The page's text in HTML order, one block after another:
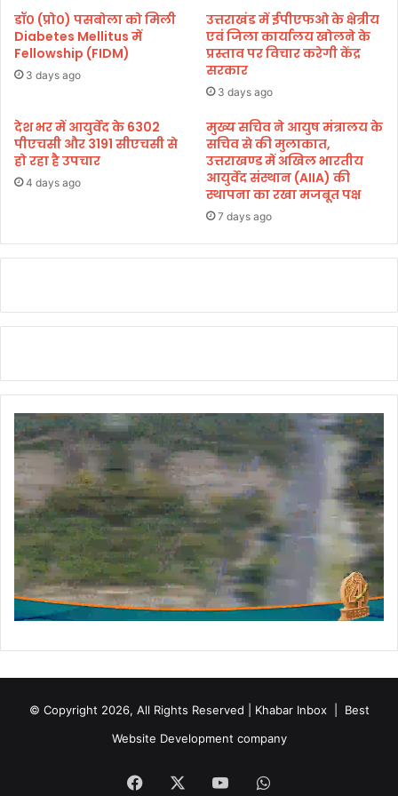
मा
र्ग
द
र्श
चौ
हा
न
ने
सा
झा
कि
नु
भ
व
,
को
त
न्या
र
डॉ० (प्रो०) पसबोला को मिली
Diabetes Mellitus में
Fellowship (FIDM)
3 days ago
उत्तराखंड में ईपीएफओ के क्षेत्रीय
एवं जिला कार्यालय खोलने के
प्रस्ताव पर विचार करेगी केंद्र
सरकार
3 days ago
देश भर में आयुर्वेद के 6302
पीएचसी और 3191 सीएचसी से
हो रहा है उपचार
4 days ago
मुख्य सचिव ने आयुष मंत्रालय के
सचिव से की मुलाकात,
उत्तराखण्ड में अखिल भारतीय
आयुर्वेद संस्थान (AIIA) की
स्थापना का रखा मजबूत पक्ष
7 days ago
© Copyright 2026, All Rights Reserved | Khabar Inbox | Best
Website Development company
Facebook YouTubeWhatsApp